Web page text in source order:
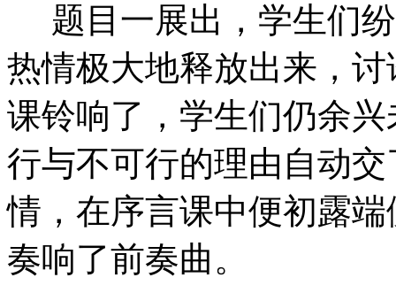
题目一展出，学生们
热情极大地释放出来，
课铃响了，学生们仍余
行与不可行的理由自动
情，在序言课中便初露
奏响了前奏曲。